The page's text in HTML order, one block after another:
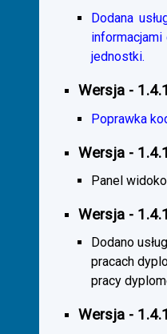
Dodana
informacjami
jednostki.
Wersja -
Poprawka
Wersja -
Panel
Wersja -
Dodano
pracach
pracy
Wersja -